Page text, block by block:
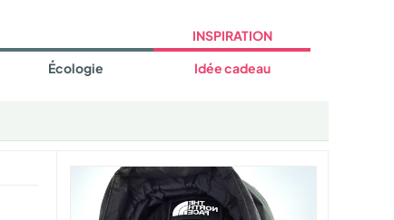
Écologie
INSPIRATION
Idée cadeau